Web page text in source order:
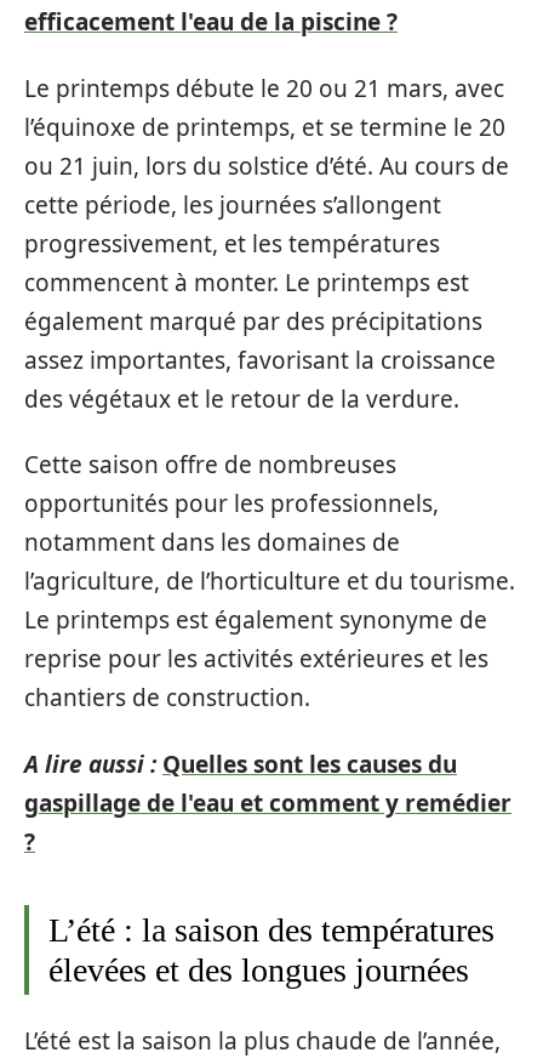
efficacement l'eau de la piscine ?
Le printemps débute le 20 ou 21 mars, avec
l’équinoxe de printemps, et se termine le 20
ou 21 juin, lors du solstice d’été. Au cours de
cette période, les journées s’allongent
progressivement, et les températures
commencent à monter. Le printemps est
également marqué par des précipitations
assez importantes, favorisant la croissance
des végétaux et le retour de la verdure.
Cette saison offre de nombreuses
opportunités pour les professionnels,
notamment dans les domaines de
l’agriculture, de l’horticulture et du tourisme.
Le printemps est également synonyme de
reprise pour les activités extérieures et les
chantiers de construction.
A lire aussi : Quelles sont les causes du
gaspillage de l'eau et comment y remédier
?
L’été : la saison des températures
élevées et des longues journées
L’été est la saison la plus chaude de l’année,